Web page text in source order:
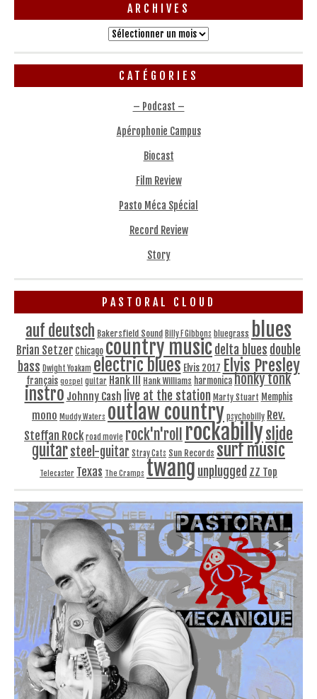
ARCHIVES
Archives
CATÉGORIES
– Podcast –
Apérophonie Campus
Biocast
Film Review
Pasto Méca Spécial
Record Review
Story
PASTORAL CLOUD
auf deutsch Bakersfield Sound Billy F Gibbons bluegrass blues
Brian Setzer Chicago country musicdelta blues double
bass Dwight Yoakam electric blues Elvis 2017 Elvis Presley
français gospel guitar Hank III Hank Williams harmonicahonky tonk
instro Johnny Cash live at the station Marty Stuart Memphis
mono Muddy Waters outlaw country psychobilly Rev.
Steffan Rock road movie rock'n'roll rockabillyslide
guitarsteel-guitar Stray Cats Sun Records surf music
Telecaster Texas The Cramps twang unplugged ZZ Top